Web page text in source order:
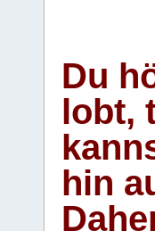
Du
lobt,
hin